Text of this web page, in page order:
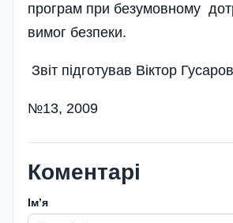
програм при безумовному
вимог безпеки.
Звіт підготував Віктор Гусаров
№13, 2009
Коментарі
Імʼя